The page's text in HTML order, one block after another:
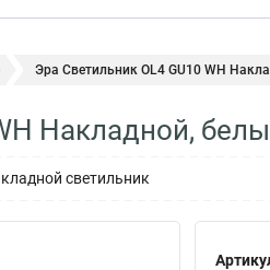
Эра Светильник OL4 GU10 WH
Накладной,
светильник